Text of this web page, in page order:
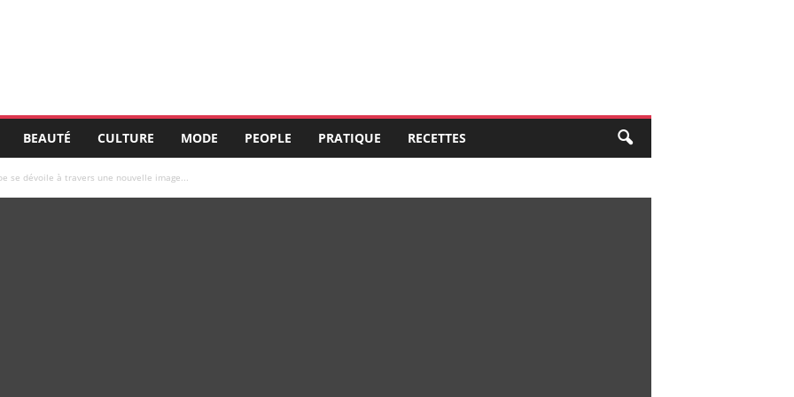
BEAUTÉ CULTURE MODE PEOPLE PRATIQUE RECETTES
se dévoile à travers une nouvelle image...